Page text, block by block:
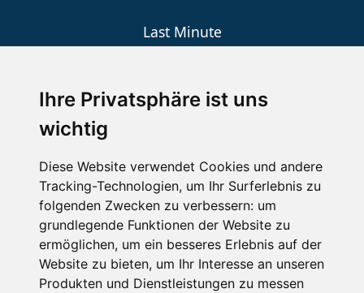
Ihre Privatsphäre ist uns
wichtig
Diese Website verwendet Cookies und andere
Tracking-Technologien, um Ihr Surferlebnis zu
folgenden Zwecken zu verbessern: um
grundlegende Funktionen der Website zu
ermöglichen, um ein besseres Erlebnis auf der
Website zu bieten, um Ihr Interesse an unseren
Produkten und Dienstleistungen zu messen
Last Minute
Wellness
SCHNEEHÖHEN SKI APP
Die Schneehoehen Ski APP für iOS und Android - Ein
Muss für alle Wintersportler und Schneefreaks!